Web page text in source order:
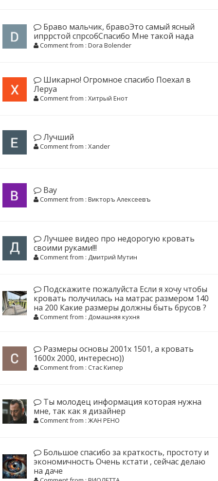
Браво мальчик, бравоЭто самый ясный
ипррстой спрсобСпасибо Мне такой нада
Comment from : Dora Bolender
Шикарно! Огромное спасибо Поехал в
Леруа
Comment from : Хитрый Енот
Лучший
Comment from : Xander
Вау
Comment from : Викторъ Алексеевъ
Лучшее видео про недорогую кровать
своими руками!!!
Comment from : Дмитрий Мутин
Подскажите пожалуйста Если я хочу чтобы
кровать получилась на матрас размером 140
на 200 Какие размеры должны быть брусов ?
Comment from : Домашняя кухня
Размеры основы 2001х 1501, а кровать
1600х 2000, интересно))
Comment from : Стас Кипер
Ты молодец информация которая нужна
мне, так как я дизайнер
Comment from : ЖАН РЕНО
Большое спасибо за краткость, простоту и
экономичность Очень кстати , сейчас делаю
на даче